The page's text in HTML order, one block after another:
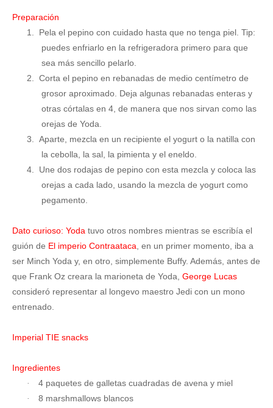
Preparación
1.
Pela el pepino con cuidado hasta que no tenga piel. Tip:
puedes enfriarlo en la refrigeradora primero para que
sea más sencillo pelarlo.
2.
Corta el pepino en rebanadas de medio centímetro de
grosor aproximado. Deja algunas rebanadas enteras y
otras córtalas en 4, de manera que nos sirvan como las
orejas de Yoda.
3.
Aparte, mezcla en un recipiente el yogurt o la natilla con
la cebolla, la sal, la pimienta y el eneldo.
4.
Une dos rodajas de pepino con esta mezcla y coloca las
orejas a cada lado, usando la mezcla de yogurt como
pegamento.
Dato curioso: Yoda tuvo otros nombres mientras se escribía el
guión de El imperio Contraataca , en un primer momento, iba a
ser Minch Yoda y, en otro, simplemente Buffy. Además, antes de
que Frank Oz creara la marioneta de Yoda, George Lucas
consideró representar al longevo maestro Jedi con un mono
entrenado.
Imperial TIE snacks
Ingredientes
· 4 paquetes de galletas cuadradas de avena y miel
· 8 marshmallows blancos